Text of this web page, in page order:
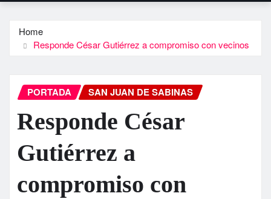
Home
Responde César Gutiérrez a compromiso con vecinos
PORTADA SAN JUAN DE SABINAS
Responde César
Gutiérrez a
compromiso con